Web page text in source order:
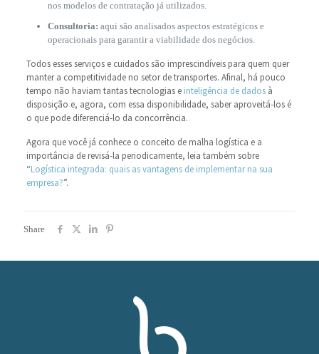
nos modelos de contratação já utilizados.
Consultoria: aqui são analisados aspectos estratégicos e
operacionais para garantir a viabilidade dos negócios.
Todos esses serviços e cuidados são imprescindíveis para quem quer
manter a competitividade no setor de transportes. Afinal, há pouco
tempo não haviam tantas tecnologias e inteligência de dadosà
disposição e, agora, com essa disponibilidade, saber aproveitá-los é
o que pode diferenciá-lo da concorrência.
Agora que você já conhece o conceito de malha logística e a
importância de revisá-la periodicamente, leia também sobre
“Logística integrada: quais as vantagens de implementar na sua
empresa?”.
Share